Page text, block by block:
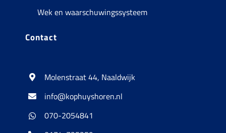
Wek en waarschuwingssysteem
Contact
Molenstraat 44, Naaldwijk
info@kophuyshoren.nl
070-2054841